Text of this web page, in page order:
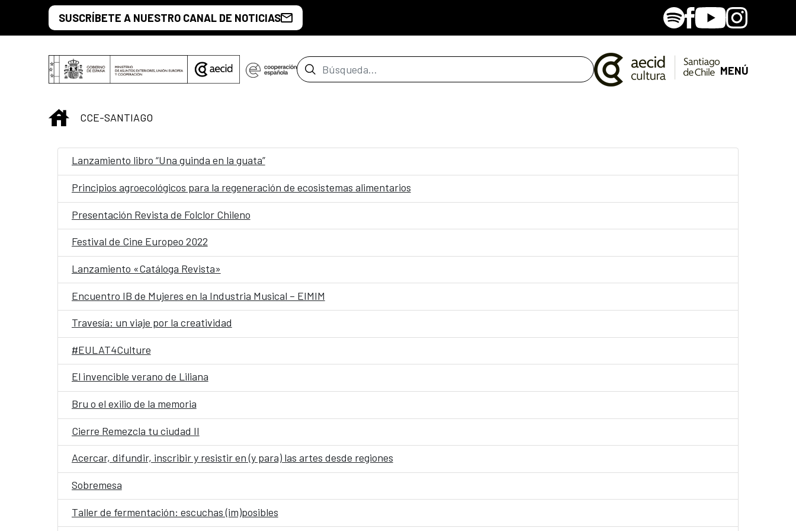
Saltar al contenido principal
SUSCRÍBETE A NUESTRO CANAL DE NOTICIAS SpotifyFacebook
YoutubeInstagram
Barra de búsqueda MENÚ
INICIO
CCE-SANTIAGO
Lanzamiento libro “Una guinda en la guata”
Principios agroecológicos para la regeneración de ecosistemas alimentarios
Presentación Revista de Folclor Chileno
Festival de Cine Europeo 2022
Lanzamiento «Catáloga Revista»
Encuentro IB de Mujeres en la Industria Musical – EIMIM
Travesía: un viaje por la creatividad
#EULAT4Culture
El invencible verano de Liliana
Bru o el exilio de la memoria
Cierre Remezcla tu ciudad II
Acercar, difundir, inscribir y resistir en (y para) las artes desde regiones
Sobremesa
Taller de fermentación: escuchas (im)posibles